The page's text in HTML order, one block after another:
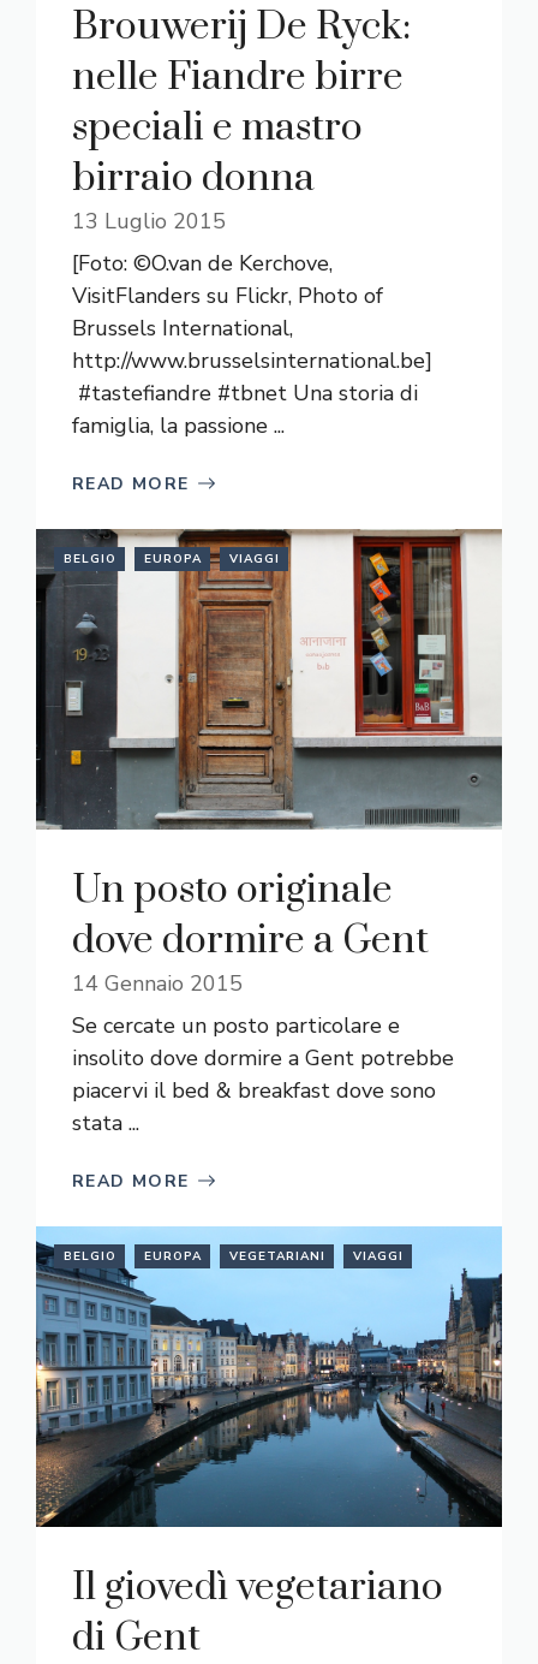
Brouwerij De Ryck:
nelle Fiandre birre
speciali e mastro
birraio donna
13 Luglio 2015
[Foto: ©O.van de Kerchove,
VisitFlanders su Flickr, Photo of
Brussels International,
http://www.brusselsinternational.be]
#tastefiandre #tbnet Una storia di
famiglia, la passione ...
READ MORE
BELGIO EUROPA VIAGGI
Un posto originale
dove dormire a Gent
14 Gennaio 2015
Se cercate un posto particolare e
insolito dove dormire a Gent potrebbe
piacervi il bed & breakfast dove sono
stata ...
READ MORE
BELGIO EUROPA VEGETARIANI VIAGGI
Il giovedì vegetariano
di Gent